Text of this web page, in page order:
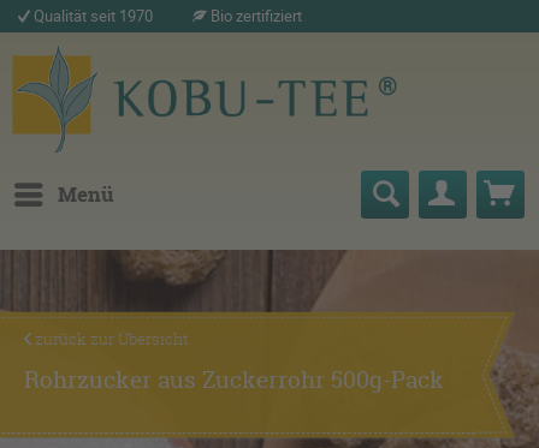
Qualität seit 1970 Bio zertifiziert
Menü
zurück zur Übersicht
Rohrzucker aus Zuckerrohr 500g-Pack